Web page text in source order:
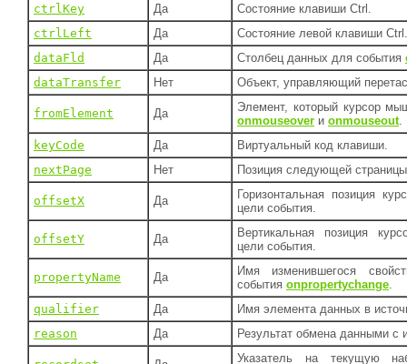
ctrlKey
Да
Состояние клавиши Ctrl.
ctrlLeft
Да
Состояние левой клавиши Ctrl.
dataFld
Да Столбец данных для события
dataTransfer
Нет Объект, управляющий
fromElement Да
Элемент, который курсор
onmouseover и onmouseout.
keyCode
Да
Виртуальный код клавиши.
nextPage
Нет Позиция следующей
offsetX Да
Горизонтальная позиция
цели события.
offsetY Да
Вертикальная позиция
цели события.
propertyName Да
Имя изменившегося
события onpropertychange
qualifier
Да
Имя элемента данных в
reason
Да Результат обмена данными с
Указатель на текущую